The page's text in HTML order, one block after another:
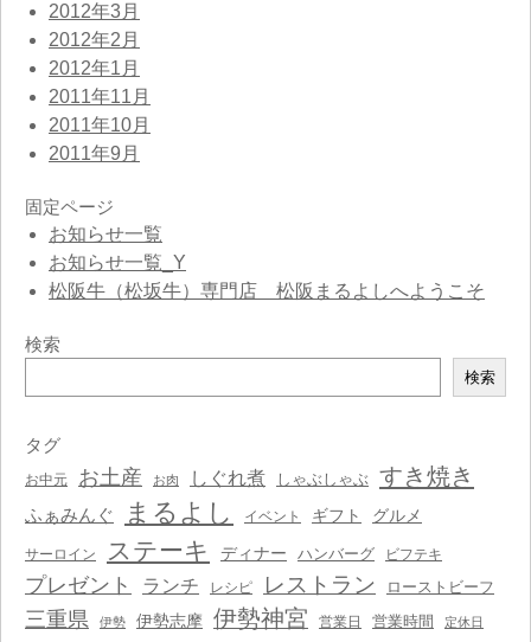
2012年3月
2012年2月
2012年1月
2011年11月
2011年10月
2011年9月
固定ページ
お知らせ一覧
お知らせ一覧_Y
松阪牛（松坂牛）専門店 松阪まるよしへようこそ
検索
索
検索
タグ
お中元 お土産 お肉 しぐれ煮 しゃぶしゃぶ すき焼き
ふぁみんぐ まるよし イベント ギフト グルメ
サーロイン ステーキ ディナー ハンバーグ ビフテキ
プレゼント ランチ レシピ レストラン ローストビーフ
三重県 伊勢 伊勢志摩 伊勢神宮 営業日 営業時間 定休日